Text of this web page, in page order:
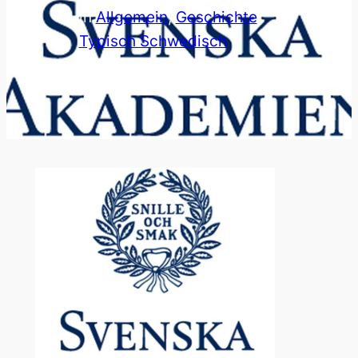
inAllgemein, Geschichte ,
Typisch Schwedisch